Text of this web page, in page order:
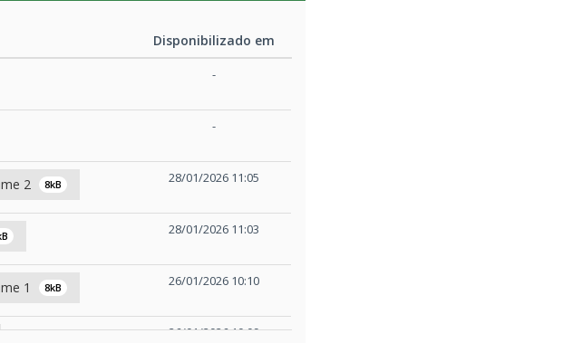
Disponibilizado em
-
-
2 8kB 28/01/2026 11:05
28/01/2026 11:03
1 8kB 26/01/2026 10:10
26/01/2026 10:09